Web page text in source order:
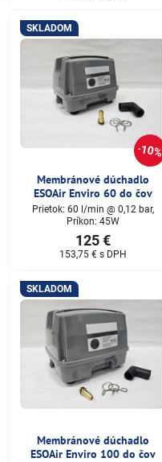
10%
SKLADOM
Membránové dúchadlo
ESOAir Enviro 60 do čov
Prietok: 60 l/min @ 0,12 bar,
Príkon: 45W
125 €
153,75 € s DPH
SKLADOM
Membránové dúchadlo
ESOAir Enviro 100 do čov